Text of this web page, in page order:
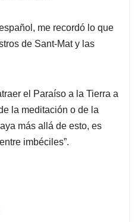
me recordó lo que
de Sant-Mat y las
el Paraíso a la Tierra a
la meditación o de la
más allá de esto, es
imbéciles”.